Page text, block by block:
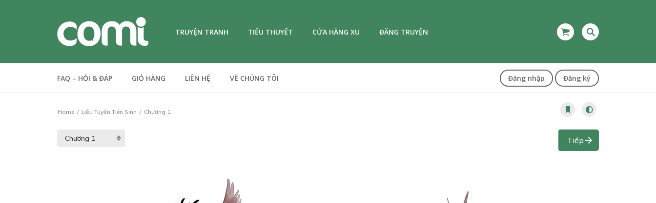
TRUYỆN TRANH TIỂU THUYẾT CỬA HÀNG XU ĐĂNG TRUYỆN
FAQ – HỎI & ĐÁP GIỎ HÀNG LIÊN HỆ VỀ CHÚNG TÔI Đăng nhập Đăng ký
Home Liễu Tuyền Tiên Sinh Chương 1
Tiếp